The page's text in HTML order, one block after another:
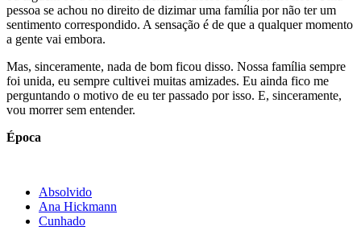
pessoa se achou no direito de dizimar uma família por não ter um
sentimento correspondido. A sensação é de que a qualquer momento
a gente vai embora.
Mas, sinceramente, nada de bom ficou disso. Nossa família sempre
foi unida, eu sempre cultivei muitas amizades. Eu ainda fico me
perguntando o motivo de eu ter passado por isso. E, sinceramente,
vou morrer sem entender.
Época
Absolvido
Ana Hickmann
Cunhado